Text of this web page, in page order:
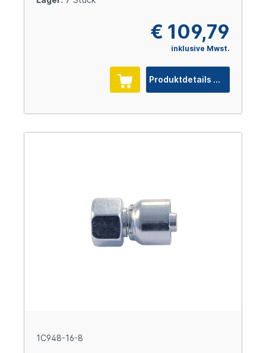
€ 109,79
inklusive Mwst.
Produktdetails
1C948-16-8